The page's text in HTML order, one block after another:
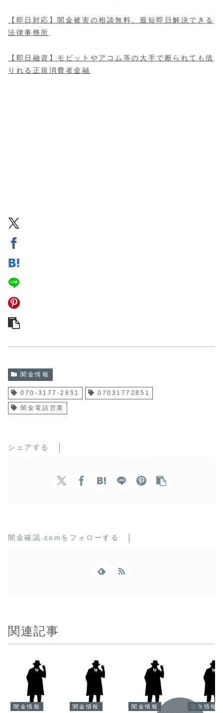
【即日対応】闇金被害の相談無料、最短即日解決できる
法律事務所
【即日融資】モビットやアコム等の大手で断られても借
りれる正規消費者金融
闇金情報
070-3177-2851 07031772851
闇金電話営業
シェアする
闇金確認.comをフォローする
関連記事
闇金情報 闇金情報 闇金情報 闇金情報